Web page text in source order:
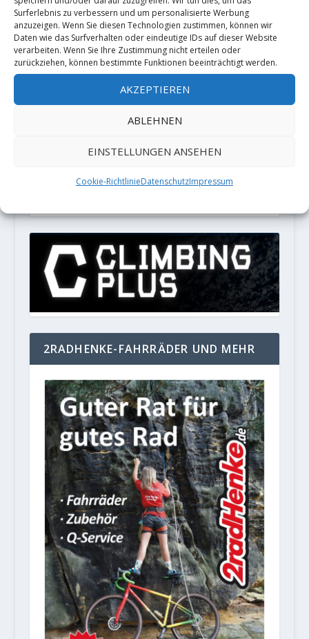
Surferlebnis zu verbessern und um personalisierte Werbung
anzuzeigen. Wenn Sie diesen Technologien zustimmen, können wir
Daten wie das Surfverhalten oder eindeutige IDs auf dieser Website
verarbeiten. Wenn Sie Ihre Zustimmung nicht erteilen oder
zurückziehen, können bestimmte Funktionen beeinträchtigt werden.
AKZEPTIEREN
ABLEHNEN
EINSTELLUNGEN ANSEHEN
Cookie-RichtlinieDatenschutzImpressum
Diese Website verwendet Akismet, um
Spam zu reduzieren.Erfahre, wie
deine Kommentardaten verarbeitet
PARTNER
LOCALIZATION
2RADHENKE-FAHRRÄDER UND MEHR